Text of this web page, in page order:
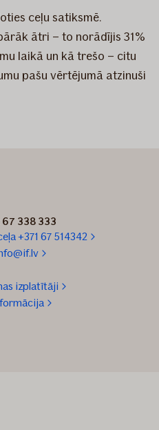
ceļu satiksmē.
ātri – to norādījis 31%
laikā un kā trešo – citu
pašu vērtējumā atzinuši
338 333
+371 67 514342
izplatītāji